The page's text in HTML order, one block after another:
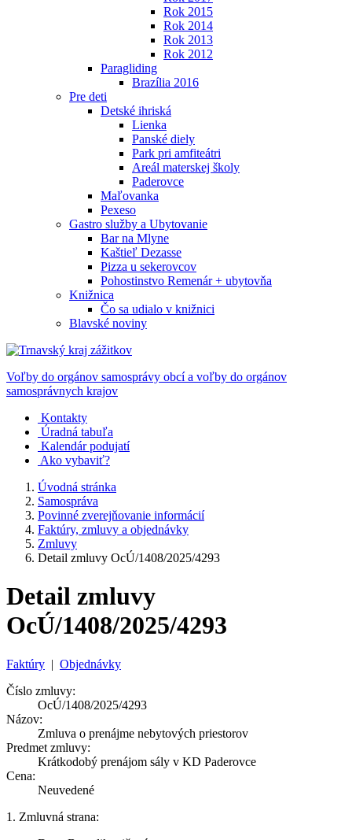
Rok 2015
Rok 2014
Rok 2013
Rok 2012
Paragliding
Brazília 2016
Pre deti
Detské ihriská
Lienka
Panské diely
Park pri amfiteátri
Areál materskej školy
Paderovce
Maľovanka
Pexeso
Gastro služby a Ubytovanie
Bar na Mlyne
Kaštieľ Dezasse
Pizza u sekerovcov
Pohostinstvo Remenár + ubytovňa
Knižnica
Čo sa udialo v knižnici
Blavské noviny
Voľby do orgánov samosprávy obcí a voľby do orgánov
samosprávnych krajov
Kontakty
Úradná tabuľa
Kalendár podujatí
Ako vybaviť?
Úvodná stránka
Samospráva
Povinné zverejňovanie informácií
Faktúry, zmluvy a objednávky
Zmluvy
Detail zmluvy OcÚ/1408/2025/4293
Detail zmluvy
OcÚ/1408/2025/4293
Faktúry | Objednávky
Číslo zmluvy:
OcÚ/1408/2025/4293
Názov:
Zmluva o prenájme nebytových priestorov
Predmet zmluvy:
Krátkodobý prenájom sály v KD Paderovce
Cena:
Neuvedené
1. Zmluvná strana: